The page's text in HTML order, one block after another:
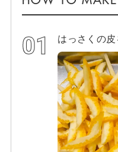
はっさくの